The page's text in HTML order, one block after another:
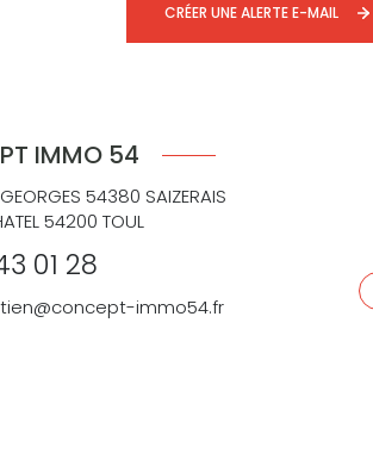
CRÉER UNE ALERTE E-MAIL
IMMO 54
54380 SAIZERAIS
54200 TOUL
01 28
immo54.fr